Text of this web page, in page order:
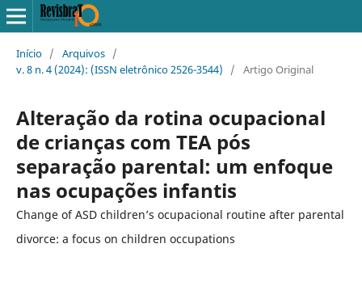
Início / Arquivos /
v. 8 n. 4 (2024): (ISSN eletrônico 2526-3544)
/ Artigo Original
Alteração da rotina ocupacional
de crianças com TEA pós
separação parental: um enfoque
nas ocupações infantis
Change of ASD children’s ocupacional routine after parental
divorce: a focus on children occupations